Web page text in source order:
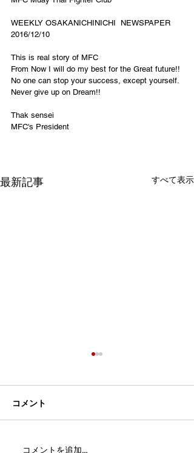
WEEKLY OSAKANICHINICHI  NEWSPAPER
2016/12/10
This is real story of MFC
From Now I will do my best for the Great future!!
No one can stop your success, except yourself.
Never give up on Dream!!
Thak sensei
MFC's President
最新記事 すべて表示
コメント
コメントを追加…